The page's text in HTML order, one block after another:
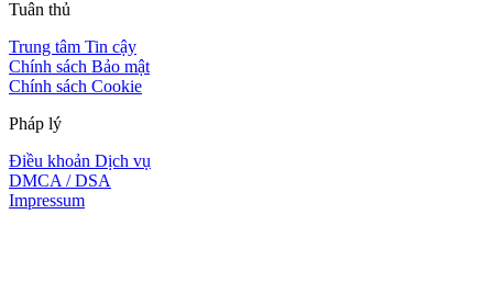
Tuân thủ
Trung tâm Tin cậy
Chính sách Bảo mật
Chính sách Cookie
Pháp lý
Điều khoản Dịch vụ
DMCA / DSA
Impressum